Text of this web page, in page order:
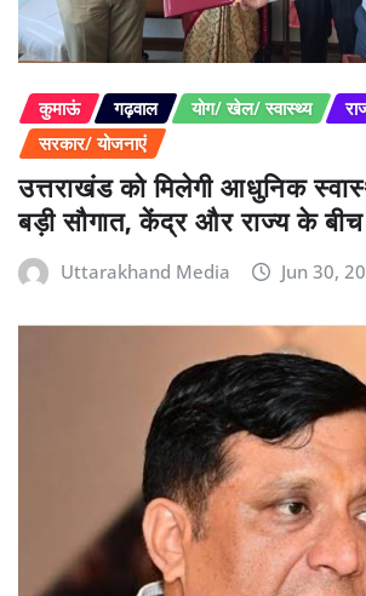
कुमाऊं गढ़वाल योग/ खेल/ स्वास्थ्य
सरकार/ योजनाएं
उत्तराखंड को मिलेगी आधुनिक
बड़ी सौगात, केंद्र और राज्य के
Uttarakhand Media Jun 30,